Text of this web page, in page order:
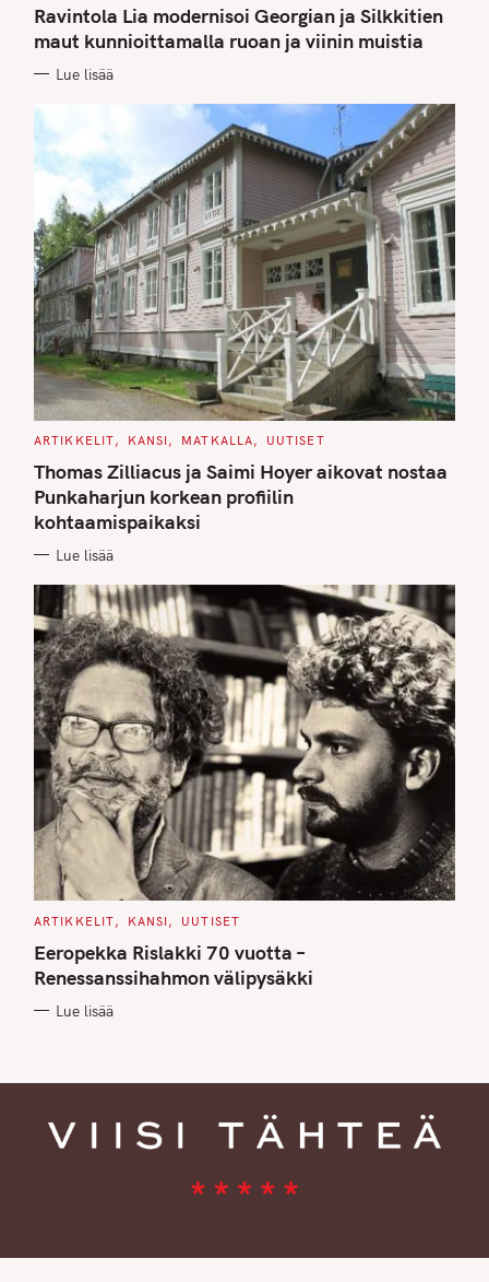
T
E
G
O
I
Ravintola Lia modernisoi Georgian ja Silkkitien
maut kunnioittamalla ruoan ja viinin muistia
Lue lisää
C
T
E
G
O
R
I
S
ARTIKKELIT KANSI MATKALLA UUTISET
Thomas Zilliacus ja Saimi Hoyer aikovat nostaa
Punkaharjun korkean profiilin
kohtaamispaikaksi
Lue lisää
C
T
E
G
O
I
ARTIKKELIT KANSI UUTISET
Eeropekka Rislakki 70 vuotta –
Renessanssihahmon välipysäkki
Lue lisää